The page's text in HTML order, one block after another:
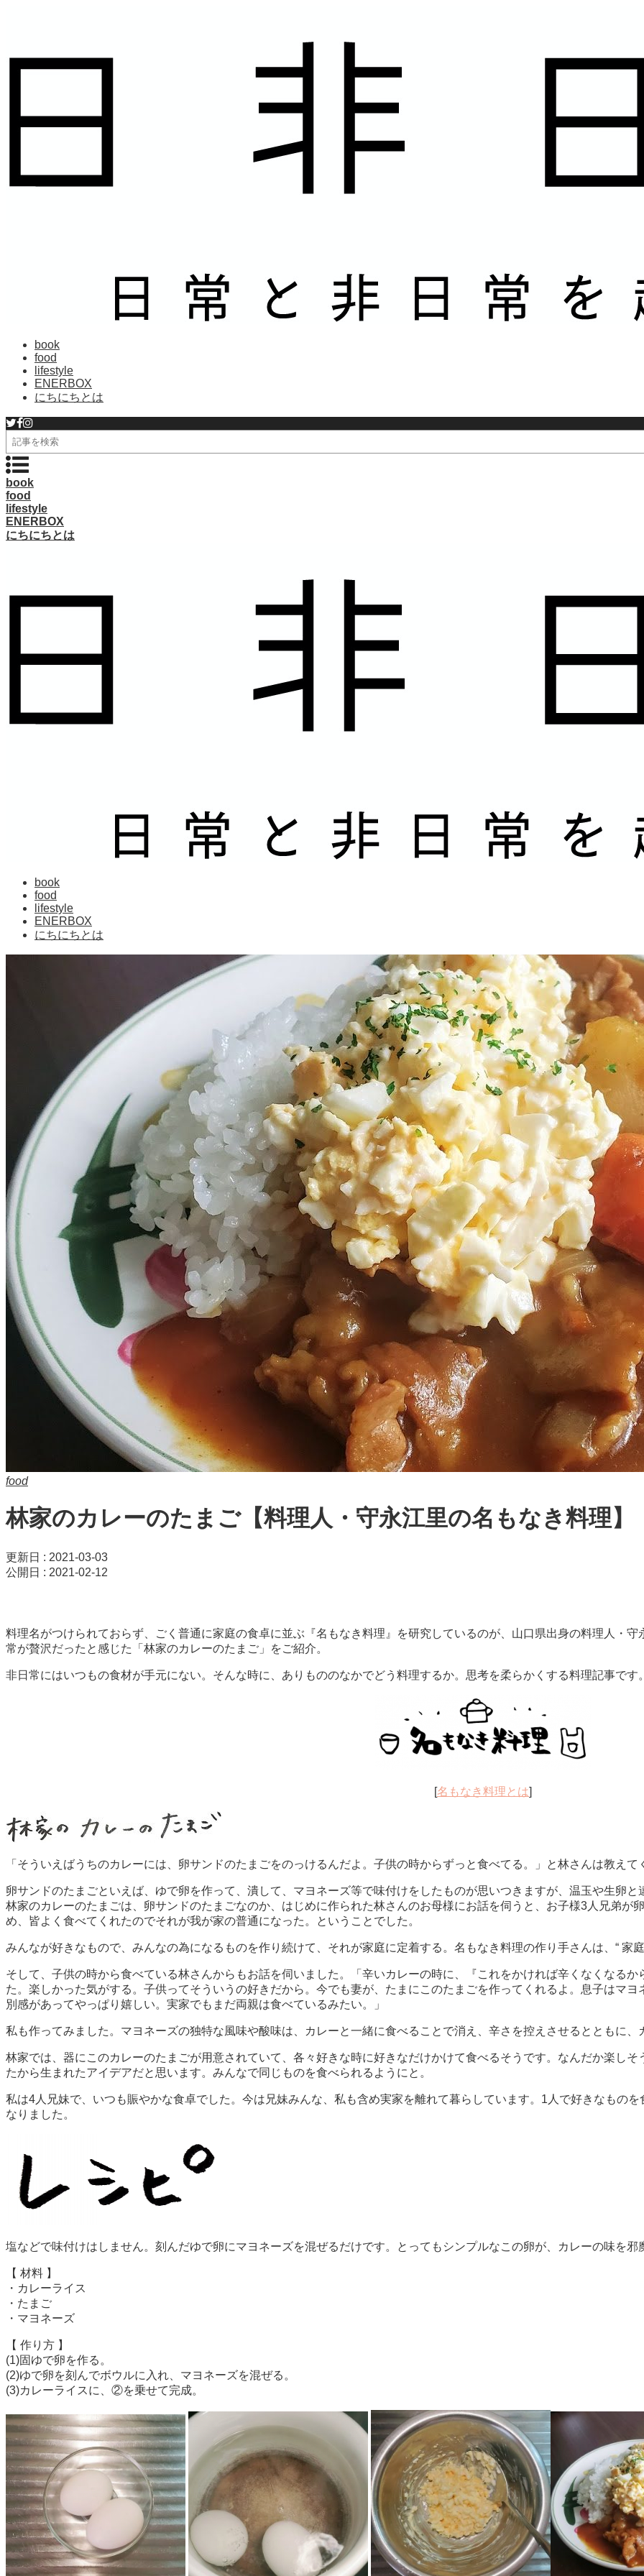
book
food
lifestyle
ENERBOX
にちにちとは
検
索
book
food
lifestyle
ENERBOX
にちにちとは
book
food
lifestyle
ENERBOX
にちにちとは
food
林家のカレーのたまご【料理人・守永江里の名もなき料理】
更新日 : 2021-03-03
公開日 : 2021-02-12
料理名がつけられておらず、ごく普通に家庭の食卓に並ぶ『名もなき料理』を研究しているのが、山口県出身の料理人・
常が贅沢だったと感じた「林家のカレーのたまご」をご紹介。
非日常にはいつもの食材が手元にない。そんな時に、ありもののなかでどう料理するか。思考を柔らかくする料理記事です
[名もなき料理とは]
「そういえばうちのカレーには、卵サンドのたまごをのっけるんだよ。子供の時からずっと食べてる。」と林さんは教えて
卵サンドのたまごといえば、ゆで卵を作って、潰して、マヨネーズ等で味付けをしたものが思いつきますが、温玉や生卵
林家のカレーのたまごは、卵サンドのたまごなのか、はじめに作られた林さんのお母様にお話を伺うと、お子様3人兄弟が
め、皆よく食べてくれたのでそれが我が家の普通になった。ということでした。
みんなが好きなもので、みんなの為になるものを作り続けて、それが家庭に定着する。名もなき料理の作り手さんは、“ 家
そして、子供の時から食べている林さんからもお話を伺いました。「辛いカレーの時に、『これをかければ辛くなくなる
た。楽しかった気がする。子供ってそういうの好きだから。今でも妻が、たまにこのたまごを作ってくれるよ。息子はマ
別感があってやっぱり嬉しい。実家でもまだ両親は食べているみたい。」
私も作ってみました。マヨネーズの独特な風味や酸味は、カレーと一緒に食べることで消え、辛さを控えさせるとともに
林家では、器にこのカレーのたまごが用意されていて、各々好きな時に好きなだけかけて食べるそうです。なんだか楽し
たから生まれたアイデアだと思います。みんなで同じものを食べられるようにと。
私は4人兄妹で、いつも賑やかな食卓でした。今は兄妹みんな、私も含め実家を離れて暮らしています。1人で好きなもの
なりました。
塩などで味付けはしません。刻んだゆで卵にマヨネーズを混ぜるだけです。とってもシンプルなこの卵が、カレーの味を邪
【 材料 】
・カレーライス
・たまご
・マヨネーズ
【 作り方 】
(1)固ゆで卵を作る。
(2)ゆで卵を刻んでボウルに入れ、マヨネーズを混ぜる。
(3)カレーライスに、②を乗せて完成。